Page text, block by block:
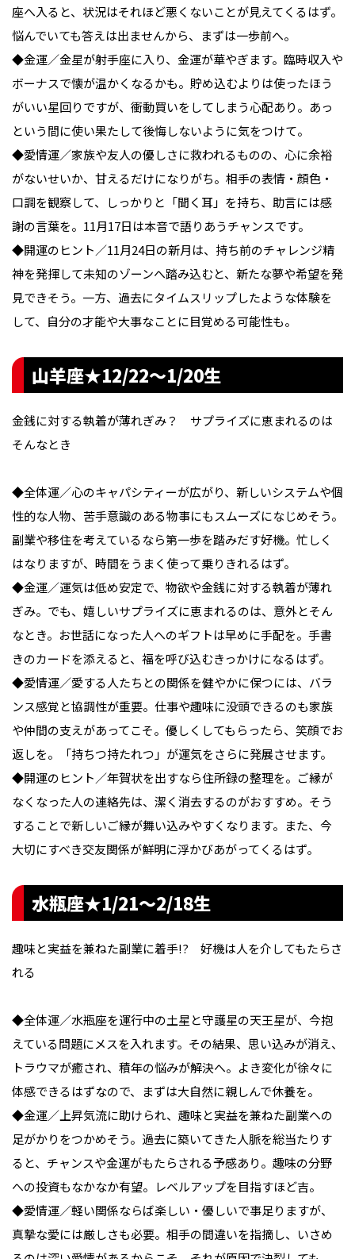
座へ入ると、状況はそれほど悪くないことが見えてくるはず。
悩んでいても答えは出ませんから、まずは一歩前へ。
◆金運／金星が射手座に入り、金運が華やぎます。臨時収入や
ボーナスで懐が温かくなるかも。貯め込むよりは使ったほう
がいい星回りですが、衝動買いをしてしまう心配あり。あっ
という間に使い果たして後悔しないように気をつけて。
◆愛情運／家族や友人の優しさに救われるものの、心に余裕
がないせいか、甘えるだけになりがち。相手の表情・顔色・
口調を観察して、しっかりと「聞く耳」を持ち、助言には感
謝の言葉を。11月17日は本音で語りあうチャンスです。
◆開運のヒント／11月24日の新月は、持ち前のチャレンジ精
神を発揮して未知のゾーンへ踏み込むと、新たな夢や希望を発
見できそう。一方、過去にタイムスリップしたような体験を
して、自分の才能や大事なことに目覚める可能性も。
山羊座★12/22〜1/20生
金銭に対する執着が薄れぎみ？ サプライズに恵まれるのは
そんなとき
◆全体運／心のキャパシティーが広がり、新しいシステムや個
性的な人物、苦手意識のある物事にもスムーズになじめそう。
副業や移住を考えているなら第一歩を踏みだす好機。忙しく
はなりますが、時間をうまく使って乗りきれるはず。
◆金運／運気は低め安定で、物欲や金銭に対する執着が薄れ
ぎみ。でも、嬉しいサプライズに恵まれるのは、意外とそん
なとき。お世話になった人へのギフトは早めに手配を。手書
きのカードを添えると、福を呼び込むきっかけになるはず。
◆愛情運／愛する人たちとの関係を健やかに保つには、バラ
ンス感覚と協調性が重要。仕事や趣味に没頭できるのも家族
や仲間の支えがあってこそ。優しくしてもらったら、笑顔でお
返しを。「持ちつ持たれつ」が運気をさらに発展させます。
◆開運のヒント／年賀状を出すなら住所録の整理を。ご縁が
なくなった人の連絡先は、潔く消去するのがおすすめ。そう
することで新しいご縁が舞い込みやすくなります。また、今
大切にすべき交友関係が鮮明に浮かびあがってくるはず。
水瓶座★1/21〜2/18生
趣味と実益を兼ねた副業に着手!? 好機は人を介してもたらさ
れる
◆全体運／水瓶座を運行中の土星と守護星の天王星が、今抱
えている問題にメスを入れます。その結果、思い込みが消え、
トラウマが癒され、積年の悩みが解決へ。よき変化が徐々に
体感できるはずなので、まずは大自然に親しんで休養を。
◆金運／上昇気流に助けられ、趣味と実益を兼ねた副業への
足がかりをつかめそう。過去に築いてきた人脈を総当たりす
ると、チャンスや金運がもたらされる予感あり。趣味の分野
への投資もなかなか有望。レベルアップを目指すほど吉。
◆愛情運／軽い関係ならば楽しい・優しいで事足りますが、
真摯な愛には厳しさも必要。相手の間違いを指摘し、いさめ